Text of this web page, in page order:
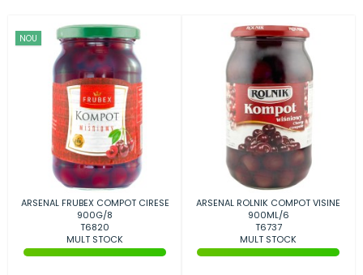
NOU
ARSENAL FRUBEX COMPOT CIRESE
900G/8
T6820
MULT STOCK
ARSENAL ROLNIK COMPOT VISINE
900ML/6
T6737
MULT STOCK